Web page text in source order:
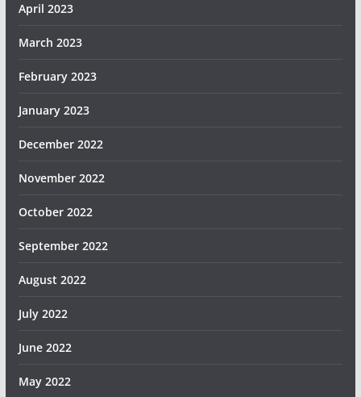
April 2023
March 2023
February 2023
January 2023
December 2022
November 2022
October 2022
September 2022
August 2022
July 2022
June 2022
May 2022